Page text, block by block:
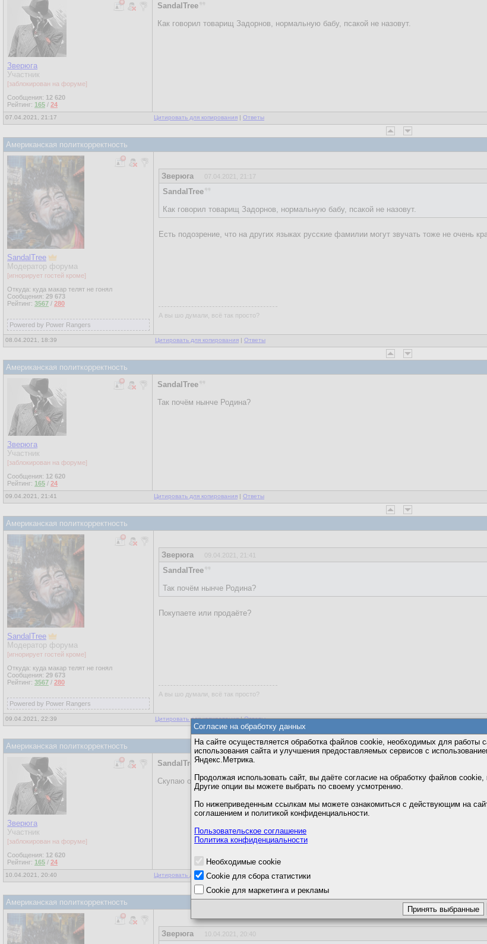
Зверюга
Участник
[заблокирован на форуме]
Сообщения: 12 620
Рейтинг: 165 / 24
SandalTree
Как говорил товарищ Задорнов, нормальную бабу, псакой не назовут.
07.04.2021, 21:17 Цитировать для копирования | Ответы
Американская политкорректность
SandalTree
Модератор форума
[игнорирует гостей кроме]
Откуда: куда макар телят не гонял
Сообщения: 29 673
Рейтинг: 3567 / 280
Powered by Power Rangers
Зверюга 07.04.2021, 21:17
SandalTree
Как говорил товарищ Задорнов, нормальную бабу, псакой не назовут.
Есть подозрение, что на других языках русские фамилии могут звучать тоже не очень
А вы шо думали, всё так просто?
08.04.2021, 18:39 Цитировать для копирования | Ответы
Американская политкорректность
Зверюга
Участник
[заблокирован на форуме]
Сообщения: 12 620
Рейтинг: 165 / 24
SandalTree
Так почём нынче Родина?
09.04.2021, 21:41 Цитировать для копирования | Ответы
Американская политкорректность
SandalTree
Модератор форума
[игнорирует гостей кроме]
Откуда: куда макар телят не гонял
Сообщения: 29 673
Рейтинг: 3567 / 280
Powered by Power Rangers
Зверюга 09.04.2021, 21:41
SandalTree
Так почём нынче Родина?
Покупаете или продаёте?
А вы шо думали, всё так просто?
09.04.2021, 22:39 Цитировать для копирования | Ответы
Американская политкорректность
Зверюга
Участник
[заблокирован на форуме]
Сообщения: 12 620
Рейтинг: 165 / 24
SandalTree
Скупаю оптом...
10.04.2021, 20:40 Цитировать для копирования | Ответы
Американская политкорректность
Зверюга 10.04.2021, 20:40
Согласие на обработку данных
На сайте осуществляется обработка файлов cookie, необходимых для работы
использования сайта и улучшения предоставляемых сервисов с
Яндекс.Метрика.
Продолжая использовать сайт, вы даёте согласие на обработку файлов
Другие опции вы можете выбрать по своему усмотрению.
По нижеприведенным ссылкам мы можете ознакомиться с действующим на
соглашением и политикой конфиденциальности.
Пользовательское соглашение
Политика конфиденциальности
Необходимые cookie
Cookie для сбора статистики
Cookie для маркетинга и рекламы